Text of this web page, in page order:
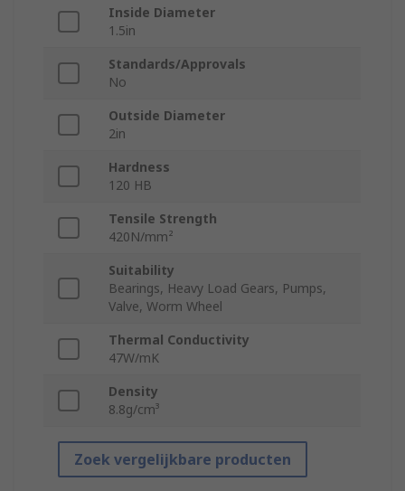
Inside Diameter
1.5in
Standards/Approvals
No
Outside Diameter
2in
Hardness
120 HB
Tensile Strength
420N/mm²
Suitability
Bearings, Heavy Load Gears, Pumps,
Valve, Worm Wheel
Thermal Conductivity
47W/mK
Density
8.8g/cm³
Zoek vergelijkbare producten